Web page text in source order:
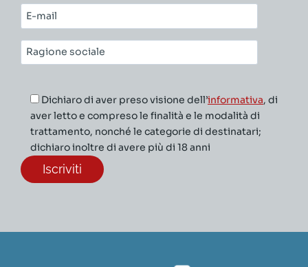
cognome*
E-
mail*
Ragione
sociale*
Dichiaro di aver preso visione dell’informativa, di
aver letto e compreso le finalità e le modalità di
trattamento, nonché le categorie di destinatari;
dichiaro inoltre di avere più di 18 anni